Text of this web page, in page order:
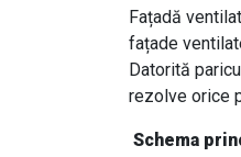
Fațadă
fațade
Datorită
rezolve orice
Schema